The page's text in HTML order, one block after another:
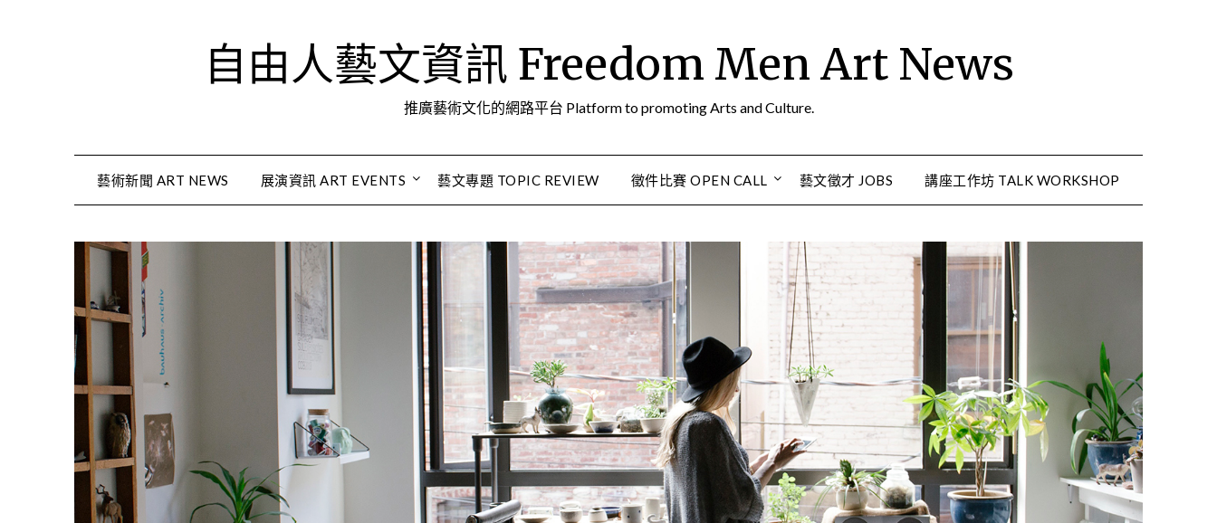
自由人藝文資訊 Freedom Men Art News
推廣藝術文化的網路平台 Platform to promoting Arts and Culture.
藝術新聞 ART NEWS 展演資訊 ART EVENTS 藝文專題 TOPIC REVIEW 徵件比賽 OPEN CALL 藝文徵才 JOBS 講座工作坊 TALK WORKSHOP